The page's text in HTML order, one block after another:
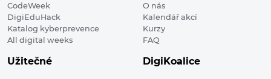
CodeWeek
DigiEduHack
Katalog kyberprevence
All digital weeks
O nás
Kalendář akcí
Kurzy
FAQ
Užitečné DigiKoalice